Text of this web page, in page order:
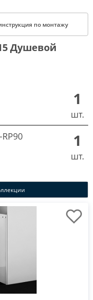
по монтажу
Душевой
1
шт.
1
шт.